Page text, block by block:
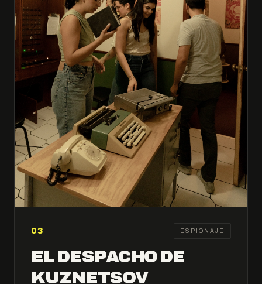
03 ESPIONAJE
EL DESPACHO DE
KUZNETSOV